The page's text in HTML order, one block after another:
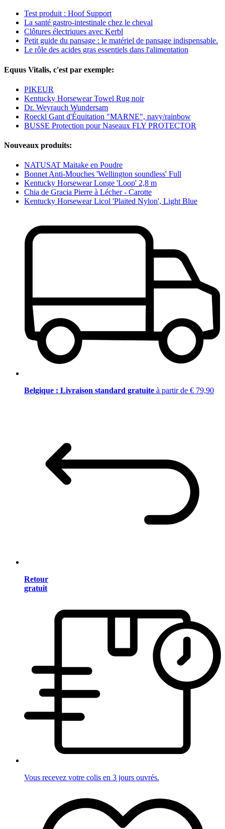
Test produit : Hoof Support
La santé gastro-intestinale chez le cheval
Clôtures électriques avec Kerbl
Petit guide du pansage : le matériel de pansage indispensable.
Le rôle des acides gras essentiels dans l'alimentation
Equus Vitalis, c'est par exemple:
PIKEUR
Kentucky Horsewear Towel Rug noir
Dr. Weyrauch Wundersam
Roeckl Gant d'Équitation "MARNE", navy/rainbow
BUSSE Protection pour Naseaux FLY PROTECTOR
Nouveaux produits:
NATUSAT Maitake en Poudre
Bonnet Anti-Mouches 'Wellington soundless' Full
Kentucky Horsewear Longe 'Loop' 2,8 m
Chia de Gracia Pierre à Lécher - Carotte
Kentucky Horsewear Licol 'Plaited Nylon', Light Blue
Belgique : Livraison standard gratuite à partir de € 79,90
Retour
gratuit
Vous recevez votre colis en 3 jours ouvrés.